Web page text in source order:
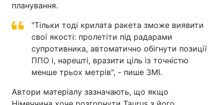
планування.
"Тільки тоді крилата ракета зможе виявити
свої якості: пролетіти під радарами
супротивника, автоматично обігнути позиції
ППО і, нарешті, вразити ціль із точністю
менше трьох метрів", - пише ЗМІ.
Автори матеріалу зазначають, що якщо